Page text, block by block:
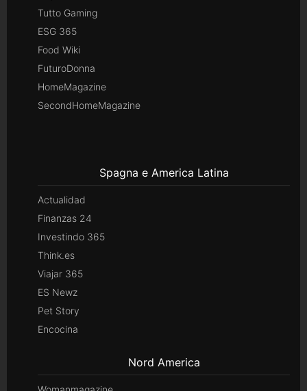
Tutto Gaming
ESG 365
Food Wiki
FuturoDonna
HomeMagazine
SecondHomeMagazine
Spagna e America Latina
Actualidad
Finanzas 24
Investindo 365
Think.es
Viajar 365
ES Newz
Pet Story
Encocina
Nord America